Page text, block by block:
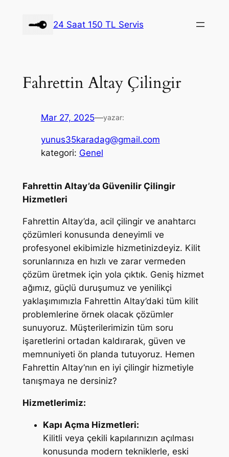
24 Saat 150 TL Servis
Fahrettin Altay Çilingir
Mar 27, 2025—yazar:
yunus35karadag@gmail.com
kategori: Genel
Fahrettin Altay’da Güvenilir Çilingir
Hizmetleri
Fahrettin Altay’da, acil çilingir ve anahtarcı
çözümleri konusunda deneyimli ve
profesyonel ekibimizle hizmetinizdeyiz. Kilit
sorunlarınıza en hızlı ve zarar vermeden
çözüm üretmek için yola çıktık. Geniş hizmet
ağımız, güçlü duruşumuz ve yenilikçi
yaklaşımımızla Fahrettin Altay’daki tüm kilit
problemlerine örnek olacak çözümler
sunuyoruz. Müşterilerimizin tüm soru
işaretlerini ortadan kaldırarak, güven ve
memnuniyeti ön planda tutuyoruz. Hemen
Fahrettin Altay’nın en iyi çilingir hizmetiyle
tanışmaya ne dersiniz?
Hizmetlerimiz:
Kapı Açma Hizmetleri:
Kilitli veya çekili kapılarınızın açılması
konusunda modern tekniklerle, eski